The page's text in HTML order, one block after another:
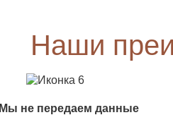
Наши
Мы не передаем данные